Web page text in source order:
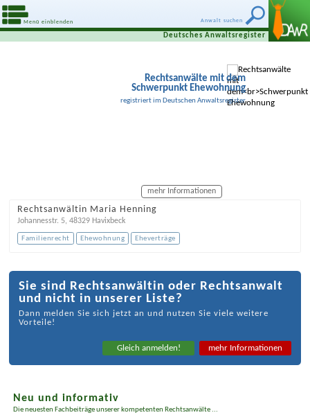
Anwalt suchen
Menü einblenden
Deutsches Anwaltsregister
Rechtsanwälte mit dem
Schwerpunkt Ehewohnung
registriert im Deutschen Anwaltsregister
mehr Informationen
Rechtsanwältin Maria Henning
Johannesstr. 5, 48329 Havixbeck
Familienrecht Ehewohnung Eheverträge
Sie sind Rechtsanwältin oder Rechtsanwalt
und nicht in unserer Liste?
Dann melden Sie sich jetzt an und nutzen Sie viele weitere
Vorteile!
Gleich anmelden! mehr Informationen
Neu und informativ
Die neuesten Fachbeiträge unserer kompetenten Rechtsanwälte ...